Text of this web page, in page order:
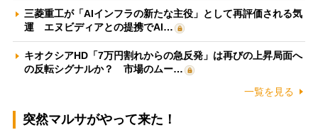
三菱重工が「AIインフラの新たな主役」として再評価される気
運 エヌビディアとの提携でAI…
キオクシアHD「7万円割れからの急反発」は再びの上昇局面へ
の反転シグナルか？ 市場のムー…
一覧を見る
突然マルサがやって来た！